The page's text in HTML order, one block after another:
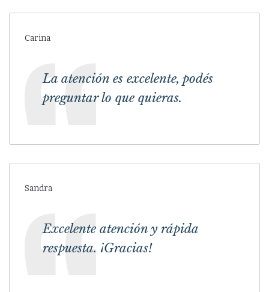
Carina
La atención es excelente, podés
preguntar lo que quieras.
Sandra
Excelente atención y rápida
respuesta. ¡Gracias!